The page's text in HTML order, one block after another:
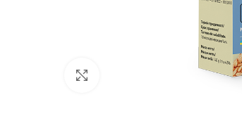
Нажмите, чтобы увеличить